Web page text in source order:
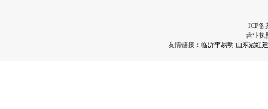
ICP备
营业执
友情链接： 临沂李易明 山东冠红